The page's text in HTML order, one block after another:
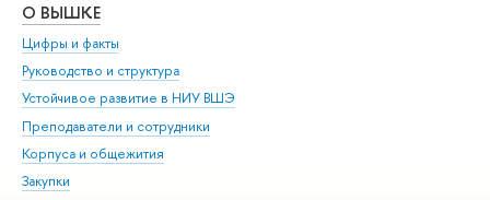
О ВЫШКЕ
Цифры и факты
Руководство и структура
Устойчивое развитие в НИУ ВШЭ
Преподаватели и сотрудники
Корпуса и общежития
Закупки